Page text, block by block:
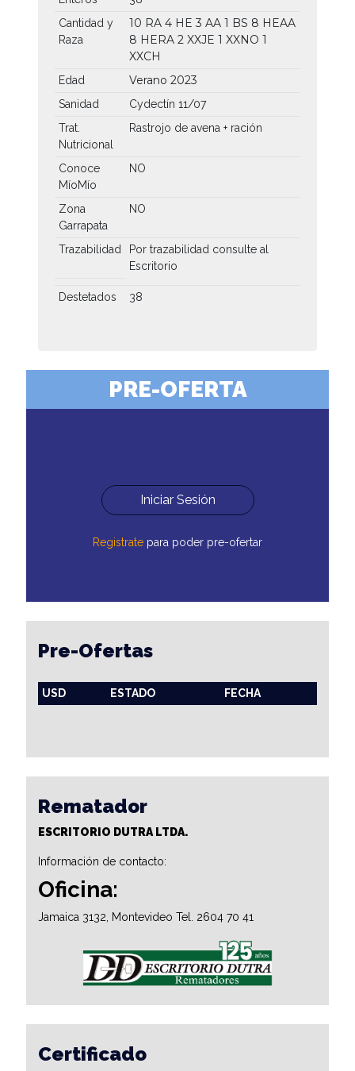
Cantidad y
Raza
10 RA 4 HE 3 AA 1 BS 8 HEAA
8 HERA 2 XXJE 1 XXNO 1
XXCH
Edad Verano 2023
Sanidad
Cydectín 11/07
Trat.
Nutricional
Rastrojo de avena + ración
Conoce
MíoMío
NO
Zona
Garrapata
NO
Trazabilidad
Por trazabilidad consulte al
Escritorio
Destetados 38
PRE-OFERTA
Iniciar Sesión
Registrate para poder pre-ofertar
Pre-Ofertas
USD ESTADO FECHA
Rematador
ESCRITORIO DUTRA LTDA.
Información de contacto:
Oficina:
Jamaica 3132, Montevideo Tel. 2604 70 41
Certificado